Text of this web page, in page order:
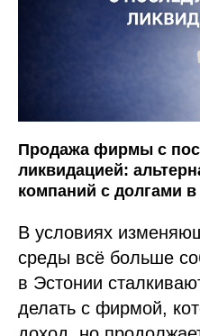
Продажа фирмы с
ликвидацией:
компаний с долгами
В условиях
среды всё больше
в Эстонии
делать с фирмой,